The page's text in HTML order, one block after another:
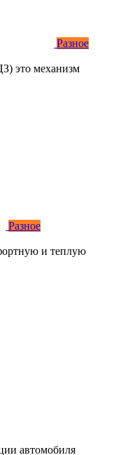
Разное
это механизм
Разное
и теплую
автомобиля